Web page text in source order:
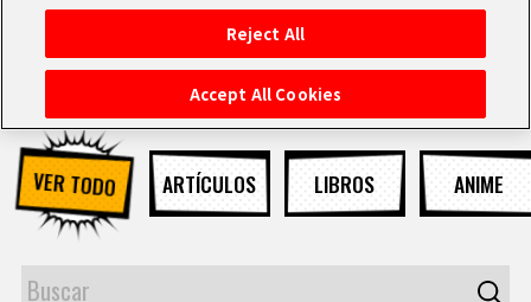
INICIO
NOTICIAS
LO MÁS DESTACADO
VÍDEOS
VER TODO ARTÍCULOS LIBROS ANIME
Reject All
Accept All Cookies